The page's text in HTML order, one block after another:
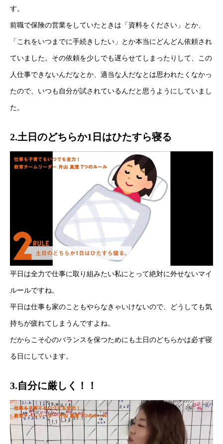
す。
前職で保険の営業をしていたときは「資料をください」とか、
「これをいつまでに手続きしたい」とか本当にどんどん依頼され
ていました。その依頼を少しでも遅らせてしまったりして、この
人仕事できないんだなとか、適当な人だなとは思われたくなかっ
たので、いつも自分が試されているんだと思うようにしていまし
た。
2.土日のどちらか1日はひたすら寝る
平日は全力で仕事に取り組みたい私にとって絶対に外せないマイ
ルールですね。
平日は仕事も家のこともやらなきゃいけないので、どうしても気
持ちが疲れてしまうんですよね。
だからこそ心のバランスを保つためにも土日のどちらかは必ず寝
る日にしています。
3.自分に厳しく！！